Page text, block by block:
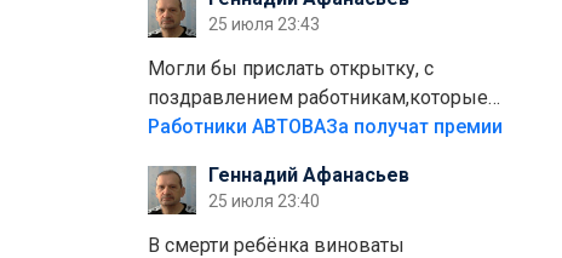
полно стоит,почему водители всё
равно едут в лес? Штрафы мизерные.
25 июля 23:43
Могли бы прислать открытку, с
поздравлением работникам,которые
больше сорока лет отработали на
Работники АВТОВАЗа получат премии
Геннадий Афанасьев
25 июля 23:40
В смерти ребёнка виноваты